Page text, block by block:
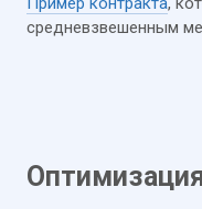
средневзвешенным